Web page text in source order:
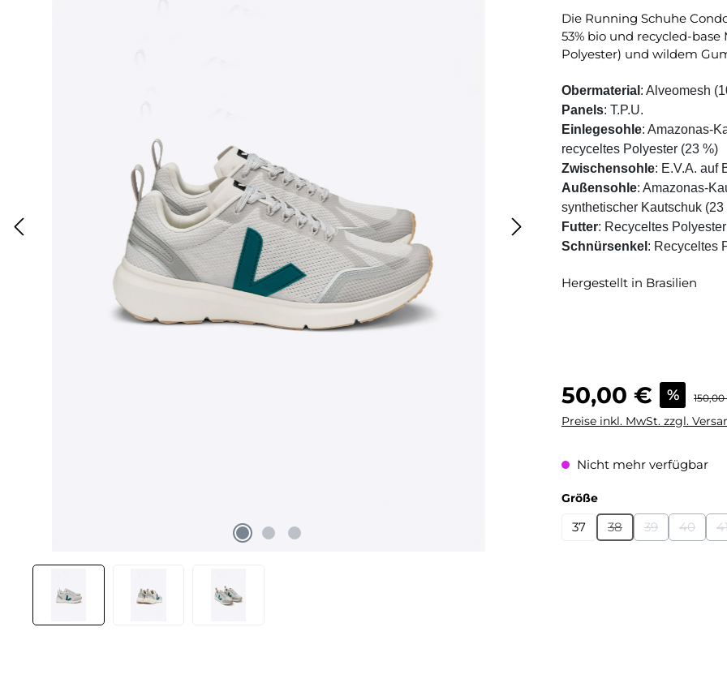
Die Running Schuhe
53% bio und recycled-
Polyester) und wildem
Obermaterial : Alveomesh
Panels: T.P.U.
Einlegesohle: Amazonas-
recyceltes Polyester (23 %)
Zwischensohle: E.V.A. auf
Außensohle: Amazonas-
synthetischer Kautschuk
Futter: Recyceltes
Schnürsenkel : Recyceltes
Hergestellt in Brasilien
Verkaufspreis:
50,00 € %
Preise inkl. MwSt. zzgl.
Nicht mehr verfügbar
Größeauswählen
37 38
(Diese Option ist
39
(Diese
40